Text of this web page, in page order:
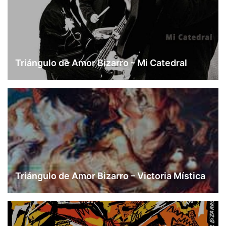
Triángulo de Amor Bizarro – Mi Catedral
Triángulo de Amor Bizarro – Victoria Mística